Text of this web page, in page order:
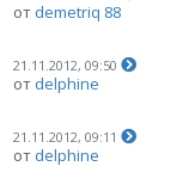
от demetriq 88
21.11.2012, 09:50
от delphine
21.11.2012, 09:11
от delphine